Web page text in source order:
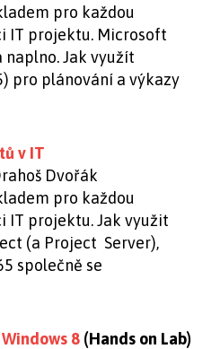
pro každou
IT projektu. Microsoft
Jak využít
pro plánování a výkazy
v IT
Dvořák
pro každou
IT projektu. Jak využit
(a Project Server),
společně se
8 (Hands on Lab)